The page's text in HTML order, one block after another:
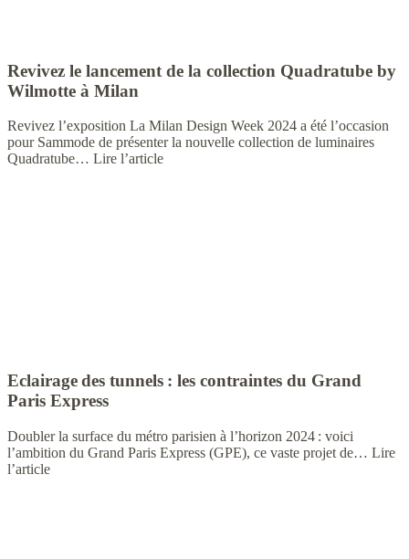
Revivez le lancement de la collection Quadratube by
Wilmotte à Milan
Revivez l’exposition La Milan Design Week 2024 a été l’occasion
pour Sammode de présenter la nouvelle collection de luminaires
Quadratube… Lire l’article
Eclairage des tunnels : les contraintes du Grand
Paris Express
Doubler la surface du métro parisien à l’horizon 2024 : voici
l’ambition du Grand Paris Express (GPE), ce vaste projet de… Lire
l’article